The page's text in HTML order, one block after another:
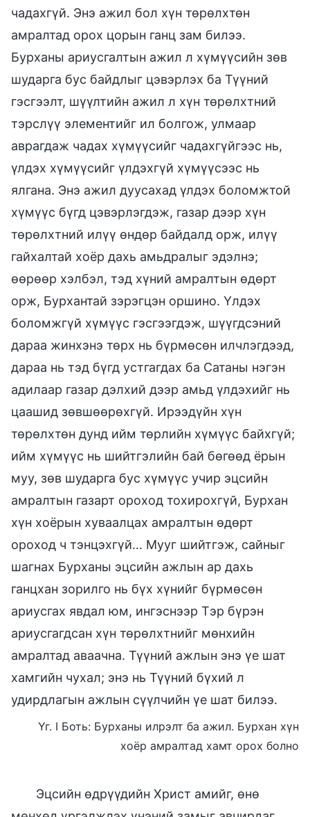
чадахгүй. Энэ ажил бол хүн төрөлхтөн
амралтад орох цорын ганц зам билээ.
Бурханы ариусгалтын ажил л хүмүүсийн зөв
шударга бус байдлыг цэвэрлэх ба Түүний
гэсгээлт, шүүлтийн ажил л хүн төрөлхтний
тэрслүү элементийг ил болгож, улмаар
аврагдаж чадах хүмүүсийг чадахгүйгээс нь,
үлдэх хүмүүсийг үлдэхгүй хүмүүсээс нь
ялгана. Энэ ажил дуусахад үлдэх боломжтой
хүмүүс бүгд цэвэрлэгдэж, газар дээр хүн
төрөлхтний илүү өндөр байдалд орж, илүү
гайхалтай хоёр дахь амьдралыг эдэлнэ;
өөрөөр хэлбэл, тэд хүний амралтын өдөрт
орж, Бурхантай зэрэгцэн оршино. Үлдэх
боломжгүй хүмүүс гэсгээгдэж, шүүгдсэний
дараа жинхэнэ төрх нь бүрмөсөн илчлэгдээд,
дараа нь тэд бүгд устгагдах ба Сатаны нэгэн
адилаар газар дэлхий дээр амьд үлдэхийг нь
цаашид зөвшөөрөхгүй. Ирээдүйн хүн
төрөлхтөн дунд ийм төрлийн хүмүүс байхгүй;
ийм хүмүүс нь шийтгэлийн бай бөгөөд ёрын
муу, зөв шударга бус хүмүүс учир эцсийн
амралтын газарт ороход тохирохгүй, Бурхан
хүн хоёрын хуваалцах амралтын өдөрт
ороход ч тэнцэхгүй… Мууг шийтгэж, сайныг
шагнах Бурханы эцсийн ажлын ар дахь
ганцхан зорилго нь бүх хүнийг бүрмөсөн
ариусгах явдал юм, ингэснээр Тэр бүрэн
ариусгагдсан хүн төрөлхтнийг мөнхийн
амралтад аваачна. Түүний ажлын энэ үе шат
хамгийн чухал; энэ нь Түүний бүхий л
удирдлагын ажлын сүүлчийн үе шат билээ.
Үг. I Боть: Бурханы илрэлт ба ажил. Бурхан хүн
хоёр амралтад хамт орох болно
Эцсийн өдрүүдийн Христ амийг, өнө